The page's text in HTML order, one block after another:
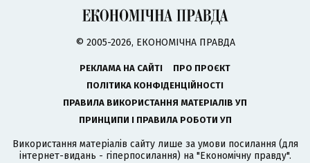
© 2005-2026, ЕКОНОМІЧНА ПРАВДА
РЕКЛАМА НА САЙТІ
ПРО ПРОЄКТ
ПОЛІТИКА КОНФІДЕНЦІЙНОСТІ
ПРАВИЛА ВИКОРИСТАННЯ МАТЕРІАЛІВ УП
ПРИНЦИПИ І ПРАВИЛА РОБОТИ УП
Використання матеріалів сайту лише за умови посилання (для
інтернет-видань - гіперпосилання) на "Економічну правду".